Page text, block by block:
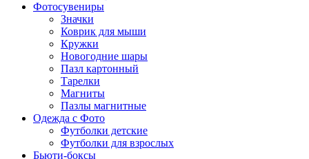
Фотоcувениры
Значки
Коврик для мыши
Кружки
Новогодние шары
Пазл картонный
Тарелки
Магниты
Пазлы магнитные
Одежда с Фото
Футболки детские
Футболки для взрослых
Бьюти-боксы